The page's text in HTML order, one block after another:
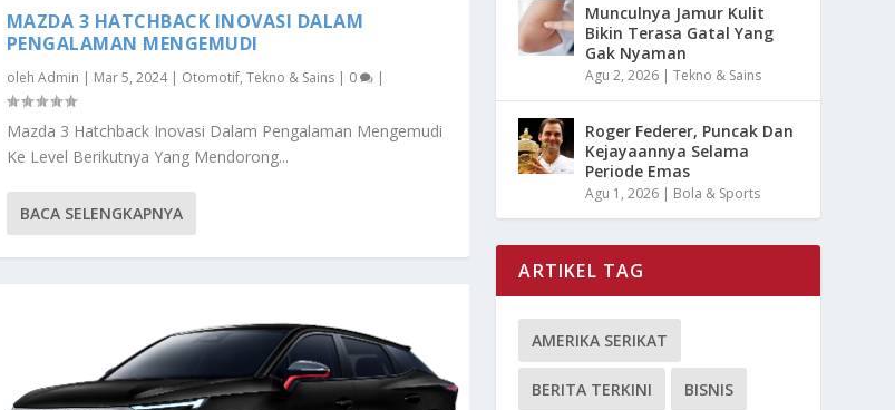
MAZDA 3 HATCHBACK INOVASI DALAM
PENGALAMAN MENGEMUDI
oleh Admin | Mar 5, 2024| Otomotif, Tekno & Sains| 0 |
Mazda 3 Hatchback Inovasi Dalam Pengalaman Mengemudi
Ke Level Berikutnya Yang Mendorong...
BACA SELENGKAPNYA
Munculnya Jamur Kulit
Bikin Terasa Gatal Yang
Gak Nyaman
Agu 2, 2026 |Tekno & Sains
Roger Federer, Puncak Dan
Kejayaannya Selama
Periode Emas
Agu 1, 2026 | Bola & Sports
ARTIKEL TAG
AMERIKA SERIKAT
BERITA TERKINI BISNIS